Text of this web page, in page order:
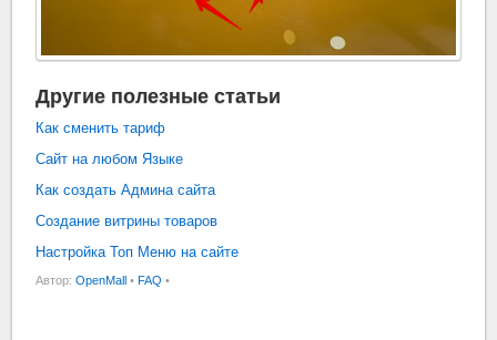
Другие полезные статьи
Как сменить тариф
Сайт на любом Языке
Как создать Админа сайта
Создание витрины товаров
Настройка Топ Меню на сайте
Автор:OpenMall • FAQ •